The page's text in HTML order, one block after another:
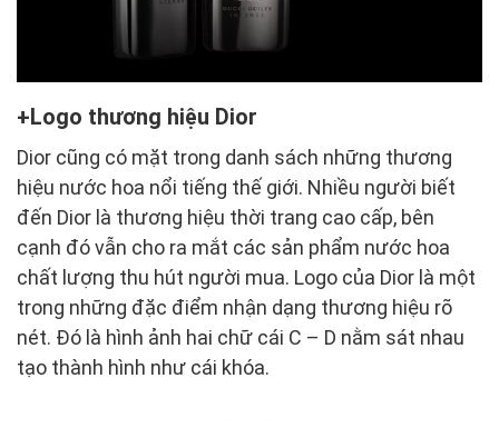
Logo thương hiệu Dior
Dior cũng có mặt trong danh sách những thương
hiệu nước hoa nổi tiếng thế giới. Nhiều người biết
đến Dior là thương hiệu thời trang cao cấp, bên
cạnh đó vẫn cho ra mắt các sản phẩm nước hoa
chất lượng thu hút người mua. Logo của Dior là một
trong những đặc điểm nhận dạng thương hiệu rõ
nét. Đó là hình ảnh hai chữ cái C – D nằm sát nhau
tạo thành hình như cái khóa.